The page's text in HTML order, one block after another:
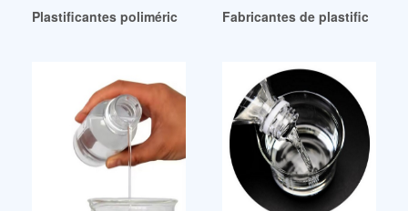
Plastificantes poliméricos al mejor precioFabricantes de plastificantes